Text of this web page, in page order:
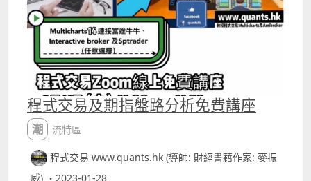
程式交易及期指盤路分析免費講座
潮流特區
程式交易 www.quants.hk (導師: 財經書藉作家: 麥振
威) ・2023-01-28